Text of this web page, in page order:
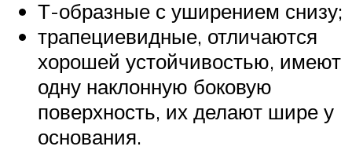
Т-образные с уширением снизу;
трапециевидные, отличаются
хорошей устойчивостью, имеют
одну наклонную боковую
поверхность, их делают шире у
основания.